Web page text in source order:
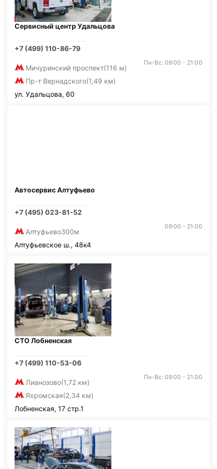
Сервисный центр Удальцова
+7 (499) 110-86-79
Мичуринский проспект(116 м)
Пр-т Вернадского(1,49 км)
Пн-Вс: 09:00 - 21:00
ул. Удальцова, 60
Автосервис Алтуфьево
+7 (495) 023-81-52
Алтуфьево300м
09:00 - 21:00
Алтуфьевское ш., 48к4
СТО Лобненская
+7 (499) 110-53-06
Лианозово(1,72 км)
Яхромская(2,34 км)
Пн-Вс: 09:00 - 21:00
Лобненская, 17 стр.1